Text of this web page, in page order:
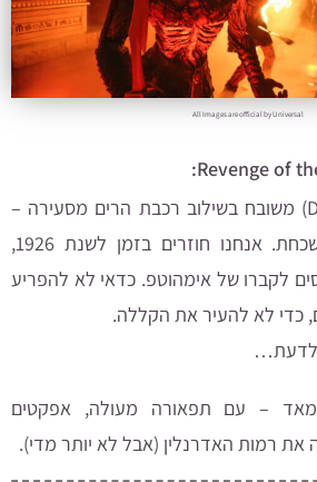
Revenge of
מתקן חושך (Dark Ride) משובח בשילוב רכבת הרים מסעירה –
שיוצרים חוויה בלתי נשכחת. אנחנו חוזרים בזמן לשנת 1926,
לקברו של אימהוטפ. כדאי לא להפריע
כדי לא להעיר את הקללה.
לדעת…
– עם תפאורה מעולה, אפקטים
רמות האדרנלין (אבל לא יותר מדי).